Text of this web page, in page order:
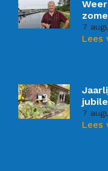
7
Lees
7
Lees